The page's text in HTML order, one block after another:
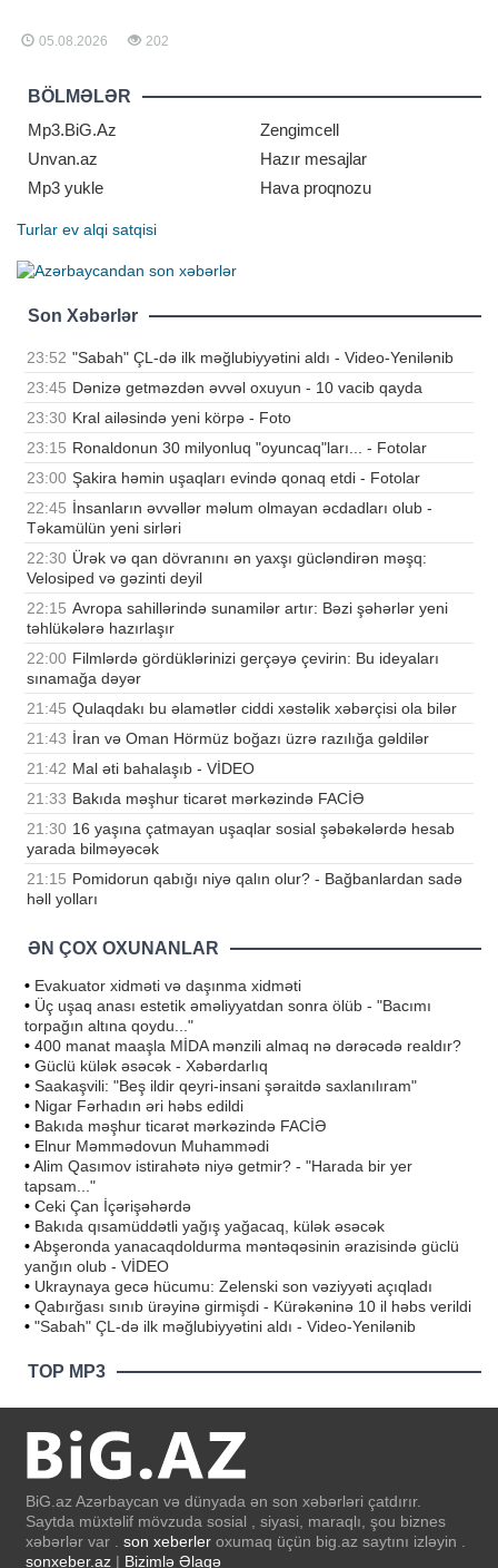
anda yaxalanıb və bu, maraqlı
ulduzlarından biri olan Lione
05.08.2026 202
BÖLMƏLƏR
Mp3.BiG.Az
Zengimcell
Unvan.az
Hazır mesajlar
Mp3 yukle
Hava proqnozu
Turlar ev alqi satqisi
Son Xəbərlər
23:52 "Sabah" ÇL-də ilk məğlubiyyətini aldı - Video-Yenilənib
23:45 Dənizə getməzdən əvvəl oxuyun - 10 vacib qayda
23:30 Kral ailəsində yeni körpə - Foto
23:15 Ronaldonun 30 milyonluq "oyuncaq"ları... - Fotolar
23:00 Şakira həmin uşaqları evində qonaq etdi - Fotolar
22:45 İnsanların əvvəllər məlum olmayan əcdadları olub -
Təkamülün yeni sirləri
22:30 Ürək və qan dövranını ən yaxşı gücləndirən məşq:
Velosiped və gəzinti deyil
22:15 Avropa sahillərində sunamilər artır: Bəzi şəhərlər yeni
təhlükələrə hazırlaşır
22:00 Filmlərdə gördüklərinizi gerçəyə çevirin: Bu ideyaları
sınamağa dəyər
21:45 Qulaqdakı bu əlamətlər ciddi xəstəlik xəbərçisi ola bilər
21:43 İran və Oman Hörmüz boğazı üzrə razılığa gəldilər
21:42 Mal əti bahalaşıb - VİDEO
21:33 Bakıda məşhur ticarət mərkəzində FACİƏ
21:30 16 yaşına çatmayan uşaqlar sosial şəbəkələrdə hesab
yarada bilməyəcək
21:15 Pomidorun qabığı niyə qalın olur? - Bağbanlardan sadə
həll yolları
ƏN ÇOX OXUNANLAR
• Evakuator xidməti və daşınma xidməti
• Üç uşaq anası estetik əməliyyatdan sonra ölüb - "Bacımı
torpağın altına qoydu..."
• 400 manat maaşla MİDA mənzili almaq nə dərəcədə realdır?
• Güclü külək əsəcək - Xəbərdarlıq
• Saakaşvili: "Beş ildir qeyri-insani şəraitdə saxlanılıram"
• Nigar Fərhadın əri həbs edildi
• Bakıda məşhur ticarət mərkəzində FACİƏ
• Elnur Məmmədovun Muhammədi
•Alim Qasımov istirahətə niyə getmir? - "Harada bir yer
tapsam..."
• Ceki Çan İçərişəhərdə
• Bakıda qısamüddətli yağış yağacaq, külək əsəcək
•Abşeronda yanacaqdoldurma məntəqəsinin ərazisində güclü
yanğın olub - VİDEO
• Ukraynaya gecə hücumu: Zelenski son vəziyyəti açıqladı
• Qabırğası sınıb ürəyinə girmişdi - Kürəkəninə 10 il həbs verildi
• "Sabah" ÇL-də ilk məğlubiyyətini aldı - Video-Yenilənib
TOP MP3
BiG.az Azərbaycan və dünyada ən son xəbərləri çatdırır.
Saytda müxtəlif mövzuda sosial , siyasi, maraqlı, şou biznes
xəbərlər var . son xeberler oxumaq üçün big.az saytını izləyin .
sonxeber.az | Bizimlə Əlaqə